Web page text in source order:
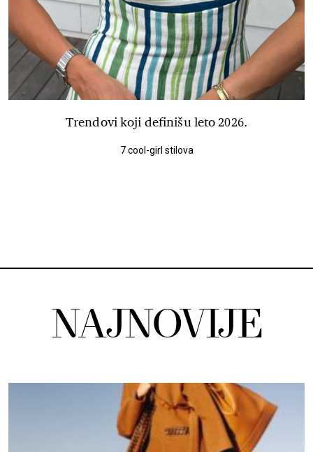
Trendovi koji definišu leto 2026.
7 cool-girl stilova
NAJNOVIJE